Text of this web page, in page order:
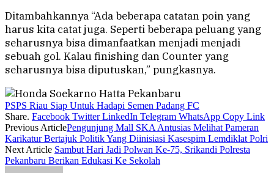
Ditambahkannya “Ada beberapa catatan poin yang
harus kita catat juga. Seperti beberapa peluang yang
seharusnya bisa dimanfaatkan menjadi menjadi
sebuah gol. Kalau finishing dan Counter yang
seharusnya bisa diputuskan,” pungkasnya.
PSPS Riau Siap Untuk Hadapi Semen Padang FC
Share. Facebook Twitter LinkedIn Telegram WhatsApp Copy Link
Previous ArticlePengunjung Mall SKA Antusias Melihat Pameran
Karikatur Bertajuk Politik Yang Diinisiasi Kasespim Lemdiklat Polri
Next Article Sambut Hari Jadi Polwan Ke-75, Srikandi Polresta
Pekanbaru Berikan Edukasi Ke Sekolah